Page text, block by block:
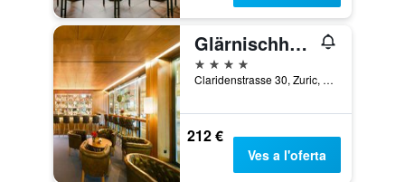
Glärnischhof By Trinity
4 estrelles
Claridenstrasse 30, Zuric, Zuric, Suïssa
212 €
Ves a l'oferta